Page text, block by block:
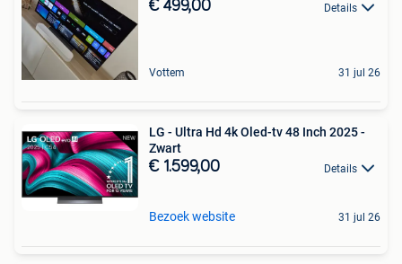
€ 499,00 Details
Vottem 31 jul 26
LG - Ultra Hd 4k Oled-tv 48 Inch 2025 -
Zwart
€ 1.599,00 Details
Bezoek website 31 jul 26